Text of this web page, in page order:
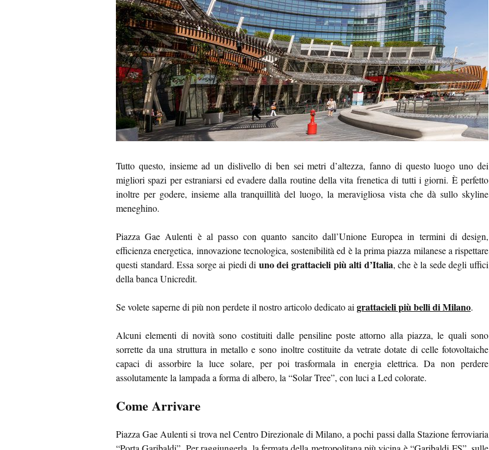
Tutto questo, insieme ad un dislivello di ben sei metri d’altezza, fanno di questo luogo uno dei
migliori spazi per estraniarsi ed evadere dalla routine della vita frenetica di tutti i giorni. È perfetto
inoltre per godere, insieme alla tranquillità del luogo, la meravigliosa vista che dà sullo skyline
meneghino.
Piazza Gae Aulenti è al passo con quanto sancito dall’Unione Europea in termini di design,
efficienza energetica, innovazione tecnologica, sostenibilità ed è la prima piazza milanese a rispettare
questi standard. Essa sorge ai piedi di uno dei grattacieli più alti d’Italia, che è la sede degli uffici
della banca Unicredit.
Se volete saperne di più non perdete il nostro articolo dedicato aigrattacieli più belli di Milano.
Alcuni elementi di novità sono costituiti dalle pensiline poste attorno alla piazza, le quali sono
sorrette da una struttura in metallo e sono inoltre costituite da vetrate dotate di celle fotovoltaiche
capaci di assorbire la luce solare, per poi trasformala in energia elettrica. Da non perdere
assolutamente la lampada a forma di albero, la “Solar Tree”, con luci a Led colorate.
Come Arrivare
Piazza Gae Aulenti si trova nel Centro Direzionale di Milano, a pochi passi dalla Stazione ferroviaria